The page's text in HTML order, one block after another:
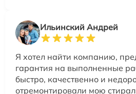
Ильинский Андрей
Я хотел найти компанию,
гарантия на выполненные
быстро, качественно и
отремонтировали мою